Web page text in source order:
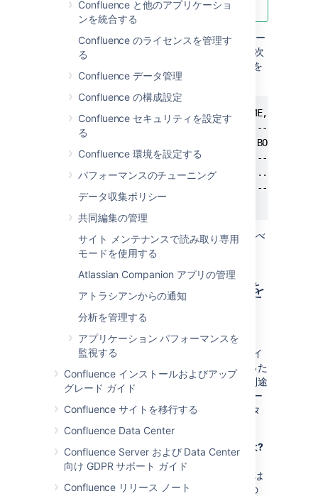
Confluence と他のアプリケーショ
ンを統合する
Confluence のライセンスを管理す
る
Confluence データ管理
Confluence の構成設定
Confluence セキュリティを設定す
る
Confluence 環境を設定する
パフォーマンスのチューニング
データ収集ポリシー
共同編集の管理
サイト メンテナンスで読み取り専用
モードを使用する
Atlassian Companion アプリの管理
アトラシアンからの通知
分析を管理する
アプリケーション パフォーマンスを
監視する
Confluence インストールおよびアップ
グレード ガイド
Confluence サイトを移行する
Confluence Data Center
Confluence Server および Data Center
向け GDPR サポート ガイド
Confluence リリース ノート
カスタム レイアウトは、Confluence データベー
ス内のDECORATOR
テーブルに保存されます。次
のような SQL を使用してレイアウトのソースを
SELECT(選択) できます。
mysql> select SPACEKEY,DECORATORNAME,BODY
+----------+---------------------+------+
| SPACEKEY | DECORATORNAME       | BODY |
+----------+---------------------+------+
| NULL     | decorators/main.vmd | ...  |
+----------+---------------------+------+
この例は、 MySQLでテストされましたが、すべ
ての SQL データベースに適用可能です。
ステップ 2. カスタマイズを
再適用する
Confluence を別のメジャー リリースの
Confluence にアップグレードする際には、サイ
ト全体またはスペース固有のレイアウトへ行った
カスタマイズを再適用する必要があります。別途
明記されていない限り、Confluence のマイナー
リリース アップグレードを実施した後、カスタ
マイズを再適用する必要があります。
「メジャー」および「マイナー」リリースとは?
メジャー リリースは、アップグレード後に
Confluence のバージョン番号の 1 桁目、または
小数点第 1 桁目の後 1 番目の桁数が異なるもの